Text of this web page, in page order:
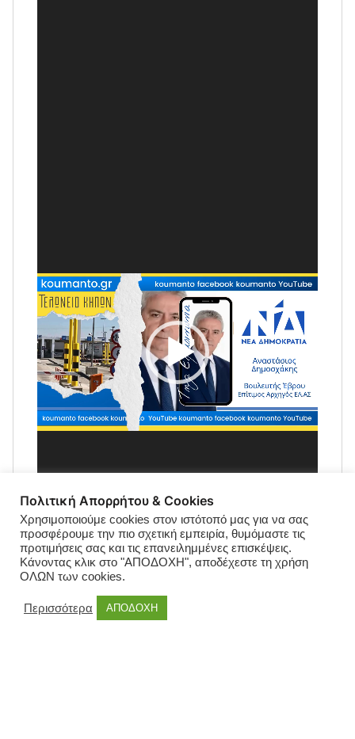
Πολιτική Απορρήτου & Cookies
Χρησιμοποιούμε cookies στον ιστότοπό μας για να σας
προσφέρουμε την πιο σχετική εμπειρία, θυμόμαστε τις
προτιμήσεις σας και τις επανειλημμένες επισκέψεις.
Κάνοντας κλικ στο "ΑΠΟΔΟΧΗ", αποδέχεστε τη χρήση
ΟΛΩΝ των cookies.
Περισσότερα ΑΠΟΔΟΧΗ